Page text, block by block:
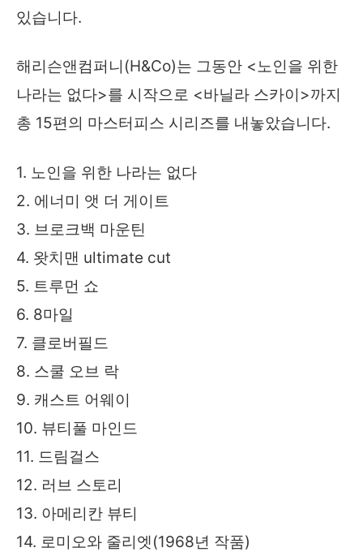
있습니다.
해리슨앤컴퍼니(H&Co)는 그동안 <노인을 위한
나라는 없다>를 시작으로 <바닐라 스카이>까지
총 15편의 마스터피스 시리즈를 내놓았습니다.
1. 노인을 위한 나라는 없다
2. 에너미 앳 더 게이트
3. 브로크백 마운틴
4. 왓치맨 ultimate cut
5. 트루먼 쇼
6. 8마일
7. 클로버필드
8. 스쿨 오브 락
9. 캐스트 어웨이
10. 뷰티풀 마인드
11. 드림걸스
12. 러브 스토리
13. 아메리칸 뷰티
14. 로미오와 줄리엣(1968년 작품)